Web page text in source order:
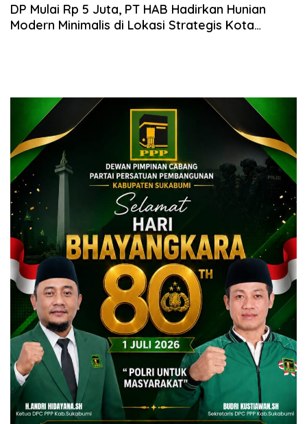
DP Mulai Rp 5 Juta, PT HAB Hadirkan Hunian
Modern Minimalis di Lokasi Strategis Kota